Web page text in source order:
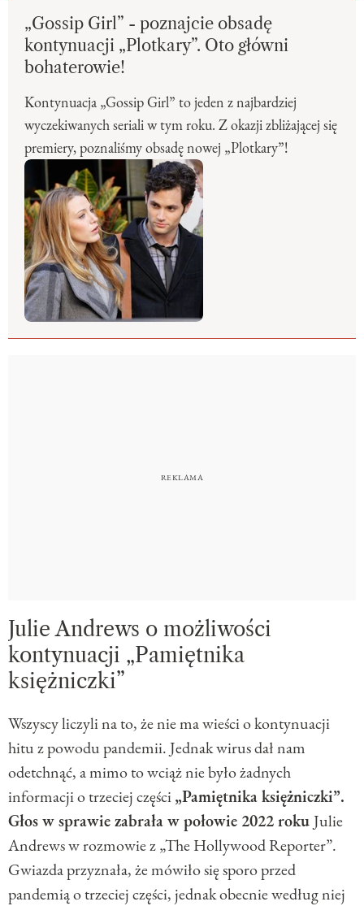
„Gossip Girl” - poznajcie obsadę
kontynuacji „Plotkary”. Oto główni
bohaterowie!
Kontynuacja „Gossip Girl” to jeden z najbardziej
wyczekiwanych seriali w tym roku. Z okazji zbliżającej się
premiery, poznaliśmy obsadę nowej „Plotkary”!
Julie Andrews o możliwości
kontynuacji „Pamiętnika
księżniczki”
Wszyscy liczyli na to, że nie ma wieści o kontynuacji
hitu z powodu pandemii. Jednak wirus dał nam
odetchnąć, a mimo to wciąż nie było żadnych
informacji o trzeciej części„Pamiętnika księżniczki”.
Głos w sprawie zabrała w połowie 2022 rokuJulie
Andrews w rozmowie z „The Hollywood Reporter”.
Gwiazda przyznała, że mówiło się sporo przed
pandemią o trzeciej części, jednak obecnie według niej